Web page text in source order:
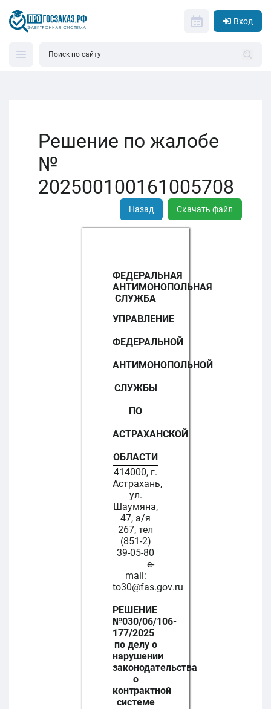
Вход
Решение по жалобе
№
202500100161005708
Назад Скачать файл
ФЕДЕРАЛЬНАЯ
АНТИМОНОПОЛЬНАЯ
СЛУЖБА
УПРАВЛЕНИЕ
ФЕДЕРАЛЬНОЙ
АНТИМОНОПОЛЬНОЙ
СЛУЖБЫ
ПО
АСТРАХАНСКОЙ
ОБЛАСТИ
414000, г.
Астрахань,
ул.
Шаумяна,
47, а/я
267, тел
(851-2)
39-05-80
e-
mail :
to30@fas.gov.ru
РЕШЕНИЕ
№030/06/106-
177/2025
по делу о
нарушении
законодательства
о
контрактной
системе